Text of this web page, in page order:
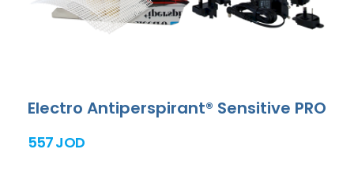
Electro Antiperspirant® Sensitive PRO
557 JOD